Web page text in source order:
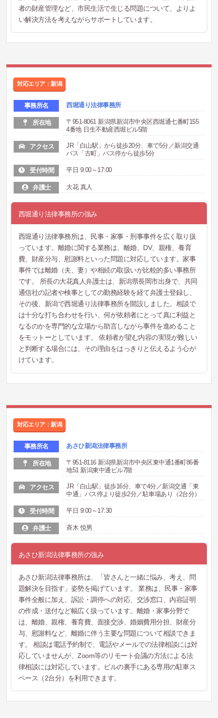
者の財産管理など、市民生活で生じる問題について、よりよ
い解決方法を考えながらサポートしています。
対応エリア：新潟
事務所名 西堀通り法律事務所
所在地
〒951-8061 新潟県新潟市中央区西堀通七番町155
4番地 日生不動産西堀ビル5階
アクセス
JR「白山駅」から徒歩20分、車で5分／新潟交通
バス「古町」バス停から徒歩5分
受付時間 平日 9:00～17:00
弁護士 大花 真人
西堀通り法律事務所の強み
西堀通り法律事務所は、民事・家事・刑事事件を広く取り扱
っています。離婚に関する業務は、離婚、DV、親権、養育
費、財産分与、慰謝料といった問題に対応しています。家事
事件では離婚（夫、妻）や相続の取扱いが比較的多い事務所
です。 所長の大花真人弁護士は、新潟県長岡市出身で、共同
通信社の記者や検事としての勤務経験を経て弁護士登録し、
その後、新潟で西堀通り法律事務所を開設しました。相談で
は十分な打ち合わせを行い、何が依頼者にとって真に利益と
なるのかを専門的な立場から助言しながら事件を進めること
をモットーとしています。 依頼者が望む内容の実現が難しい
と判断する場合には、その理由をはっきりと伝えるよう心が
けています。
対応エリア：新潟
事務所名 あさひ新潟法律事務所
所在地
〒951-8116 新潟県新潟市中央区東中通1番町86番
地51 新潟東中通ビル7階
アクセス
JR「白山駅」徒歩16分、車で4分／新潟交通「東
中通」バス停より徒歩2分／駐車場あり（2台分）
受付時間 平日 9:00～17:30
弁護士 斉木 悦男
あさひ新潟法律事務所の強み
あさひ新潟法律事務所は、「皆さんと一緒に悩み、考え、問
題解決を目指す」姿勢を掲げています。 業務は、民事・家事
事件全般に加え、訴訟・調停への対応、交渉窓口、内容証明
の作成・送付など幅広く扱っています。離婚・家事分野で
は、離婚、親権、養育費、面接交渉、婚姻費用分担、財産分
与、慰謝料など、離婚に伴う主要な問題について相談できま
す。 相談は電話予約制で、電話やメールでの法律相談には対
応していませんが、Zoom等のリモート会議の方法による法
律相談には対応しています。ビルの裏手にある専用の駐車ス
ペース（2台分）を利用できます。